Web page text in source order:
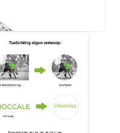
View larger image